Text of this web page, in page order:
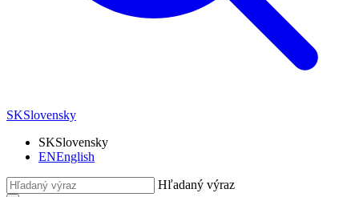
SKSlovensky
SKSlovensky
ENEnglish
Hľadaný výraz